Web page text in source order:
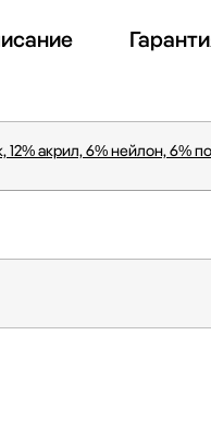
12% акрил, 6% нейлон, 6%